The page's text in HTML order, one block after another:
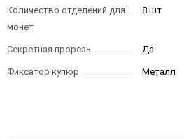
Количество отделений для
монет
8 шт
Секретная прорезь Да
Фиксатор купюр Металл